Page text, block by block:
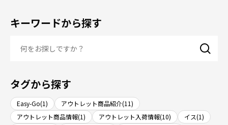
キーワードから探す
タグから探す
Easy-Go(1)
アウトレット商品紹介(11)
アウトレット商品情報(1)
アウトレット入荷情報(10)
イス(1)